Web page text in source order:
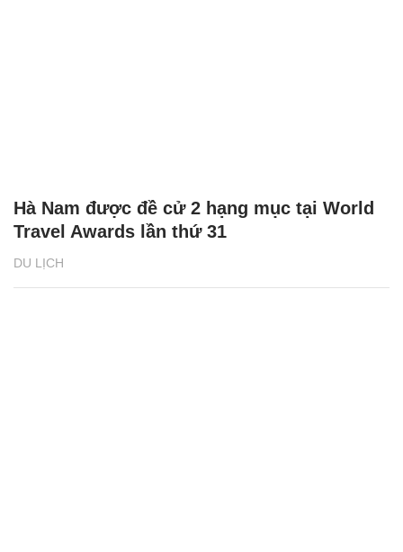
DU LỊCH
Hà Nam được đề cử 2 hạng mục tại World
Travel Awards lần thứ 31